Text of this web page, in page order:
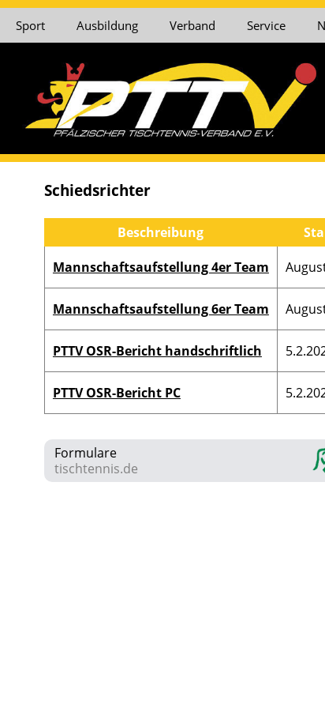
Sport Ausbildung Verband Service
Schiedsrichter
Beschreibung
Mannschaftsaufstellung 4er Team
Mannschaftsaufstellung 6er Team
PTTV OSR-Bericht handschriftlich
PTTV OSR-Bericht PC
Formulare
tischtennis.de